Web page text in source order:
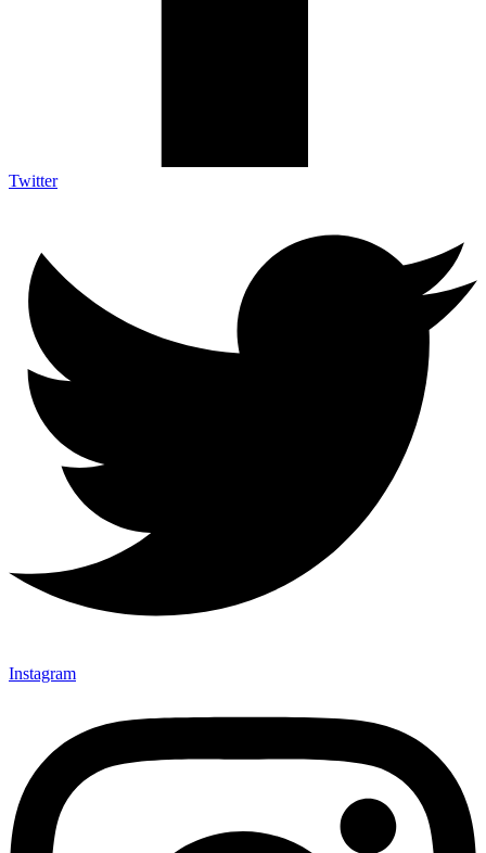
Twitter
Instagram